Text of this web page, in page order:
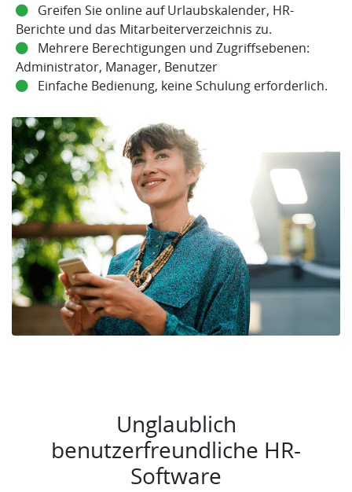
Greifen Sie online auf Urlaubskalender, HR-
Berichte und das Mitarbeiterverzeichnis zu.
Mehrere Berechtigungen und Zugriffsebenen:
Administrator, Manager, Benutzer
Einfache Bedienung, keine Schulung erforderlich.
Unglaublich
benutzerfreundliche HR-
Software